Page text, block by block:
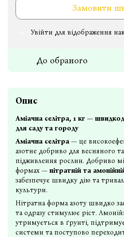
Замовити
Увійти для відображення
До обраного
Опис
Аміачна селітра, 1 кг —
для саду та городу
Аміачна селітра— це
азотне добриво для весняного
підживлення рослин. Добриво
формах — нітратній та
забезпечує швидку дію та
культури.
Нітратна форма азоту швидко
та одразу стимулює ріст.
утримується в ґрунті,
системи та поступово